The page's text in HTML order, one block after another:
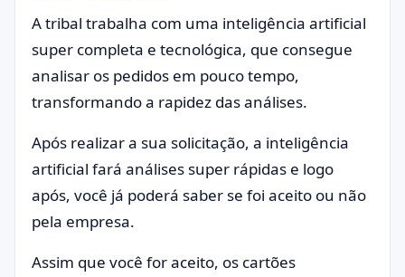
A tribal trabalha com uma inteligência artificial
super completa e tecnológica, que consegue
analisar os pedidos em pouco tempo,
transformando a rapidez das análises.
Após realizar a sua solicitação, a inteligência
artificial fará análises super rápidas e logo
após, você já poderá saber se foi aceito ou não
pela empresa.
Assim que você for aceito, os cartões